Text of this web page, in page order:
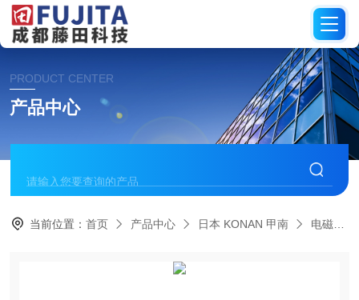
PRODUCT CENTER
产品中心
当前位置：首页 产品中心 日本 KONAN 甲南 电磁阀